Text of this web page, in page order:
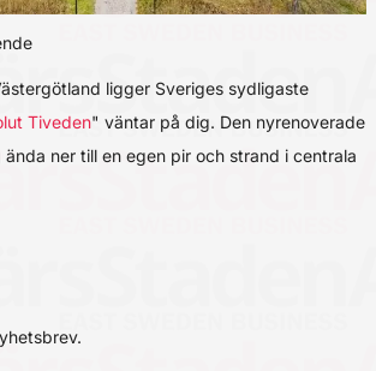
ligger Sveriges sydligaste
Tiveden" väntar på dig. Den nyrenoverade
ner till en egen pir och strand i centrala